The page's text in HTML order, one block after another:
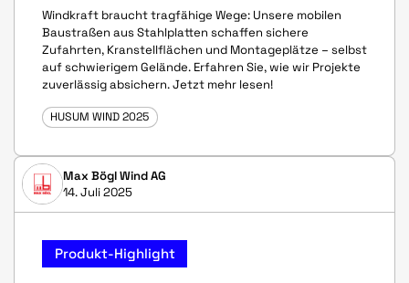
Windkraft braucht tragfähige Wege: Unsere mobilen
Baustraßen aus Stahlplatten schaffen sichere
Zufahrten, Kranstellflächen und Montageplätze – selbst
auf schwierigem Gelände. Erfahren Sie, wie wir Projekte
zuverlässig absichern. Jetzt mehr lesen!
HUSUM WIND 2025
Max Bögl Wind AG
14. Juli 2025
Produkt-Highlight